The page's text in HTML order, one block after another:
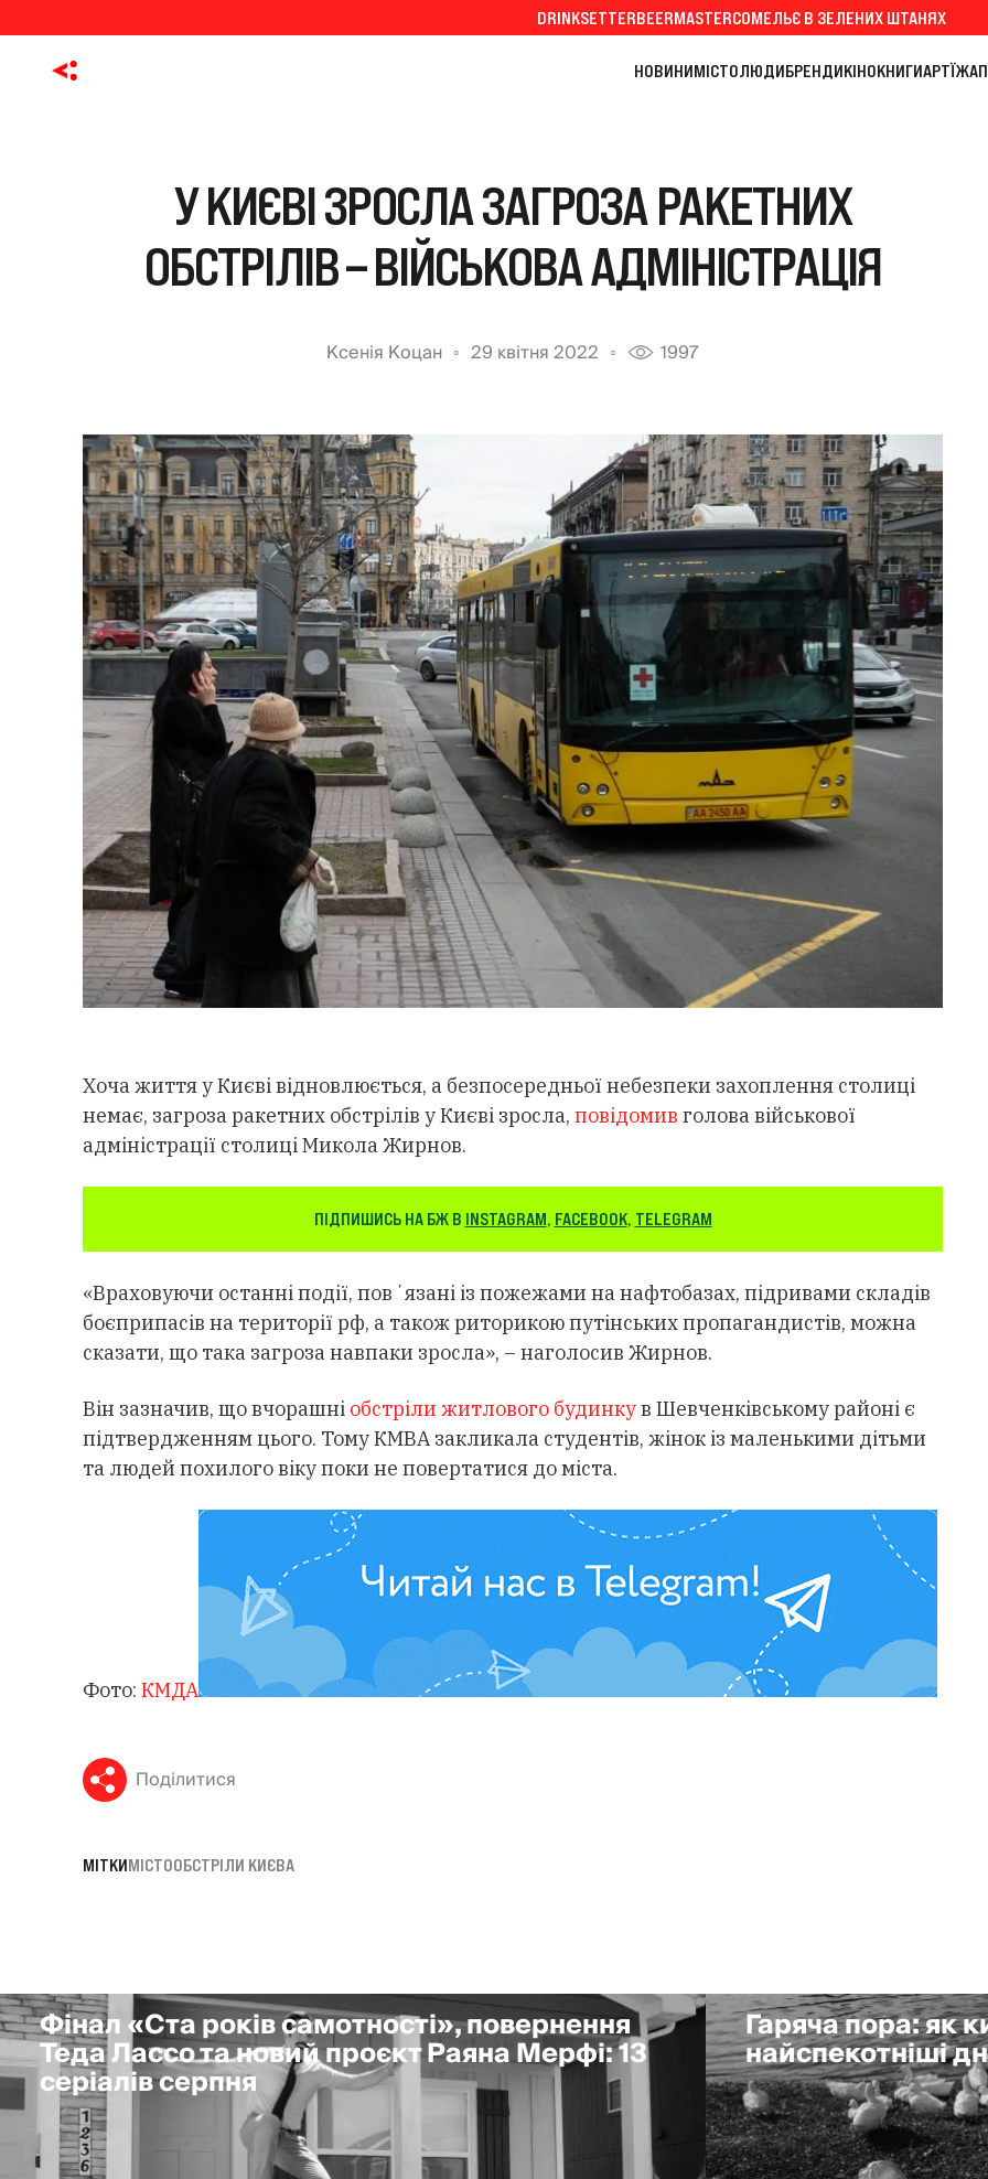
DRINKSETTERBEERMASTERСОМЕЛЬЄ В ЗЕЛЕНИХ ШТАНЯХ
НОВИНИМІСТОЛЮДИБРЕНДИКІНОКНИГИАРТЇЖА
У КИЄВІ ЗРОСЛА ЗАГРОЗА РАКЕТНИХ
ОБСТРІЛІВ – ВІЙСЬКОВА АДМІНІСТРАЦІЯ
Ксенія Коцан 29 квітня 2022 1997
Хоча життя у Києві відновлюється, а безпосередньої небезпеки захоплення столиці
немає, загроза ракетних обстрілів у Києві зросла, повідомив голова військової
адміністрації столиці Микола Жирнов.
ПІДПИШИСЬ НА БЖ В INSTAGRAM, FACEBOOK, TELEGRAM
«Враховуючи останні події, повʼязані із пожежами на нафтобазах, підривами складів
боєприпасів на території рф, а також риторикою путінських пропагандистів, можна
сказати, що така загроза навпаки зросла», – наголосив Жирнов.
Він зазначив, що вчорашні обстріли житлового будинкув Шевченківському районі є
підтвердженням цього. Тому КМВА закликала студентів, жінок із маленькими дітьми
та людей похилого віку поки не повертатися до міста.
Фото: КМДА
Поділитися
МІТКИМІСТООБСТРІЛИ КИЄВА
Фінал «Ста років самотності», повернення
Теда Лассо та новий проєкт Раяна Мерфі: 13
серіалів серпня
Гаряча пора: як
найспекотніші